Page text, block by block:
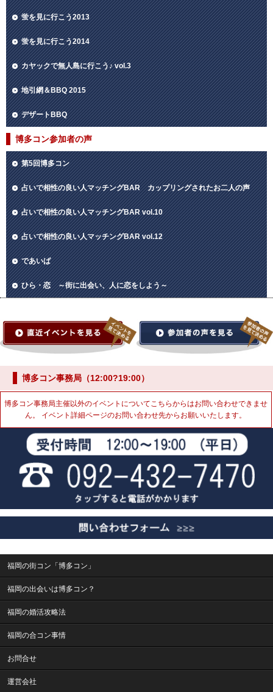
蛍を見に行こう2013
蛍を見に行こう2014
カヤックで無人島に行こう♪ vol.3
地引網＆BBQ 2015
デザートBBQ
博多コン参加者の声
第5回博多コン
占いで相性の良い人マッチングBAR カップリングされたお二人の声
占いで相性の良い人マッチングBAR vol.10
占いで相性の良い人マッチングBAR vol.12
であいば
ひら・恋 ～街に出会い、人に恋をしよう～
博多コン事務局（12:00?19:00）
博多コン事務局主催以外のイベントについてこちらからはお問い合わせできませ
ん。 イベント詳細ページのお問い合わせ先からお願いいたします。
福岡の街コン「博多コン」
福岡の出会いは博多コン？
福岡の婚活攻略法
福岡の合コン事情
お問合せ
運営会社